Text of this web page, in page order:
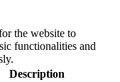
the website to
functionalities and
Description